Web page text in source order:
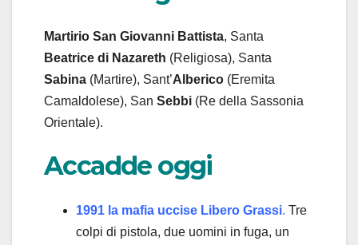
Martirio San Giovanni Battista, Santa
Beatrice di Nazareth (Religiosa), Santa
Sabina (Martire), Sant’Alberico (Eremita
Camaldolese), San Sebbi (Re della Sassonia
Orientale).
Accadde oggi
1991 la mafia uccise Libero Grassi. Tre
colpi di pistola, due uomini in fuga, un